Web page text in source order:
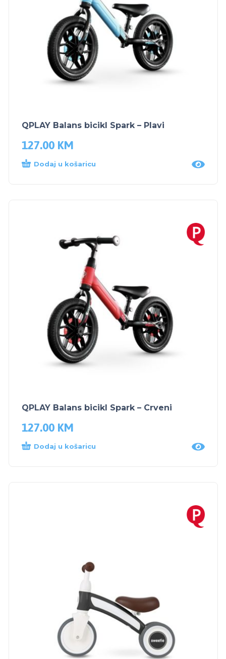
QPLAY Balans bicikl Spark – Plavi
127.00 KM
Dodaj u košaricu
QPLAY Balans bicikl Spark – Crveni
127.00 KM
Dodaj u košaricu